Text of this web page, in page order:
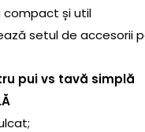
compact și util
setul de accesorii
pui vs tavă simplă